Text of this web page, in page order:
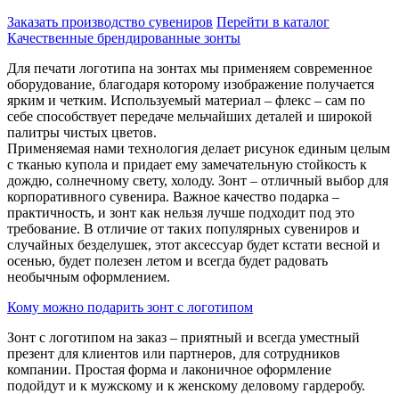
Заказать производство сувениров Перейти в каталог
Качественные брендированные зонты
Для печати логотипа на зонтах мы применяем современное
оборудование, благодаря которому изображение получается
ярким и четким. Используемый материал – флекс – сам по
себе способствует передаче мельчайших деталей и широкой
палитры чистых цветов.
Применяемая нами технология делает рисунок единым целым
с тканью купола и придает ему замечательную стойкость к
дождю, солнечному свету, холоду. Зонт – отличный выбор для
корпоративного сувенира. Важное качество подарка –
практичность, и зонт как нельзя лучше подходит под это
требование. В отличие от таких популярных сувениров и
случайных безделушек, этот аксессуар будет кстати весной и
осенью, будет полезен летом и всегда будет радовать
необычным оформлением.
Кому можно подарить зонт с логотипом
Зонт с логотипом на заказ – приятный и всегда уместный
презент для клиентов или партнеров, для сотрудников
компании. Простая форма и лаконичное оформление
подойдут и к мужскому и к женскому деловому гардеробу.